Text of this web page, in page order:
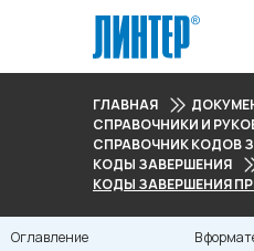
ГЛАВНАЯ
СПРАВОЧНИКИ И
СПРАВОЧНИК КОДОВ
КОДЫ ЗАВЕРШЕНИЯ
КОДЫ ЗАВЕРШЕНИЯ
Оглавление В